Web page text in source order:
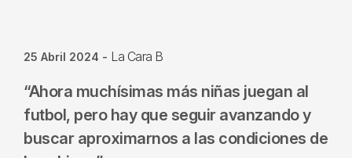
25 Abril 2024 - La Cara B
“Ahora muchísimas más niñas juegan al
futbol, pero hay que seguir avanzando y
buscar aproximarnos a las condiciones de